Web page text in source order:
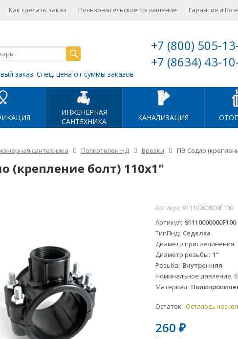
Как сделать заказ Пользовательское соглашение Гарантия и
+7 (800) 505-
+7 (8634) 43-
заказ. Спец. цена от суммы заказов
ИНЖЕНЕРНАЯ
САНТЕХНИКА
КАНАЛИЗАЦИЯ
сантехника Полиэтилен НД Врезки ПЭ Седло
(крепление болт) 110х1"
Артикул: 91110000000F100
Артикул 91110000000F100
ТипПнд Седелка
Диаметр присоединения
Диаметр резьбы 1"
Резьба Внутренняя
Номинальное давление,
Материал
Остаток: Осталось
260₽